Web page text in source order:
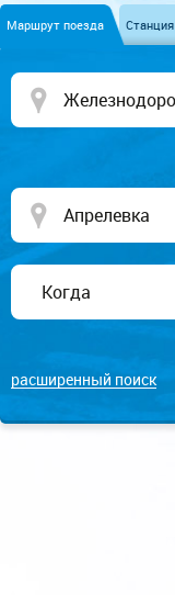
Маршрут поезда Станция
расширенный поиск